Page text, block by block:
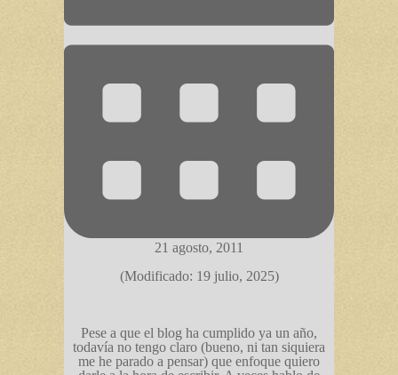
21 agosto, 2011
(Modificado: 19 julio, 2025)
Pese a que el blog ha cumplido ya un año,
todavía no tengo claro (bueno, ni tan siquiera
me he parado a pensar) que enfoque quiero